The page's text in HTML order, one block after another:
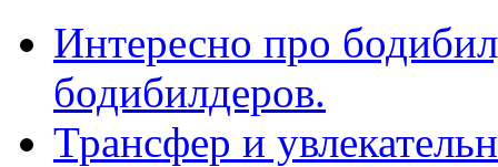
Интересно про
бодибилдеров.
Трансфер и